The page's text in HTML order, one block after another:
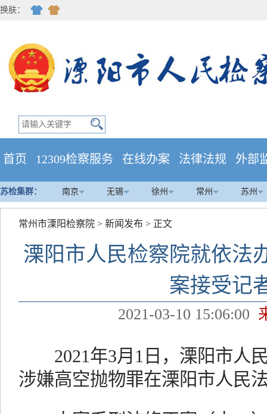
换肤：
首页 12309检察服务 在线办案 法律法规 外部
苏检集群： 南京 无锡 徐州 常州 苏州
常州市溧阳检察院 > 新闻发布 > 正文
溧阳市人民检察院就依法
案接受记
2021-03-10 15:06:00
2021年3月1日，溧阳市人
涉嫌高空抛物罪在溧阳市人民